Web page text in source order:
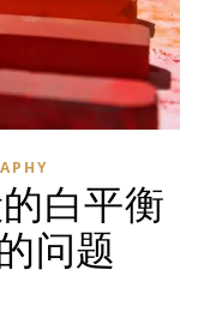
白平衡
问题